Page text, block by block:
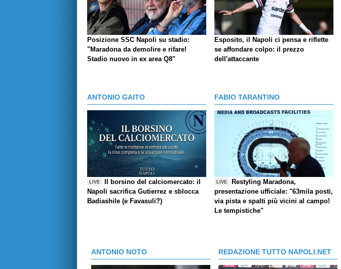
Posizione SSC Napoli su stadio:
"Maradona da demolire e rifare!
Stadio nuovo in ex area Q8"
Esposito, il Napoli ci pensa e riflette
se affondare colpo: il prezzo
dell'attaccante
ANTONIO GAITO
LIVE
Il borsino del calciomercato: il
Napoli sacrifica Gutierrez e sblocca
Badiashile (e Favasuli?)
FABIO TARANTINO
LIVE
Restyling Maradona,
presentazione ufficiale: "63mila posti,
via pista e spalti più vicini al campo!
Le tempistiche"
ANTONIO NOTO REDAZIONE TUTTO NAPOLI.NET